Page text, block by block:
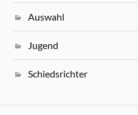
Auswahl
Jugend
Schiedsrichter